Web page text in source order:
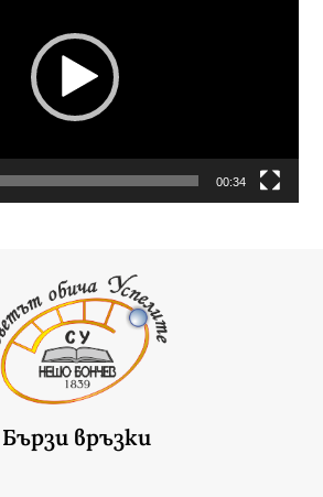
00:34
Бързи връзки